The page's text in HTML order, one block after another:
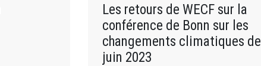
Les retours de WECF sur la
conférence de Bonn sur les
changements climatiques de
juin 2023